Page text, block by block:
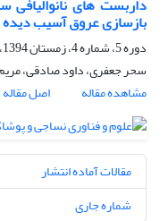
داربست های
بازسازی عروق آسیب دیده
دوره 5، شماره 4، زمستان 1394، صفحه
سحر جعفری، داود صادقی،
مشاهده مقاله
اصل مقاله
مقالات آماده انتشار
شماره جاری